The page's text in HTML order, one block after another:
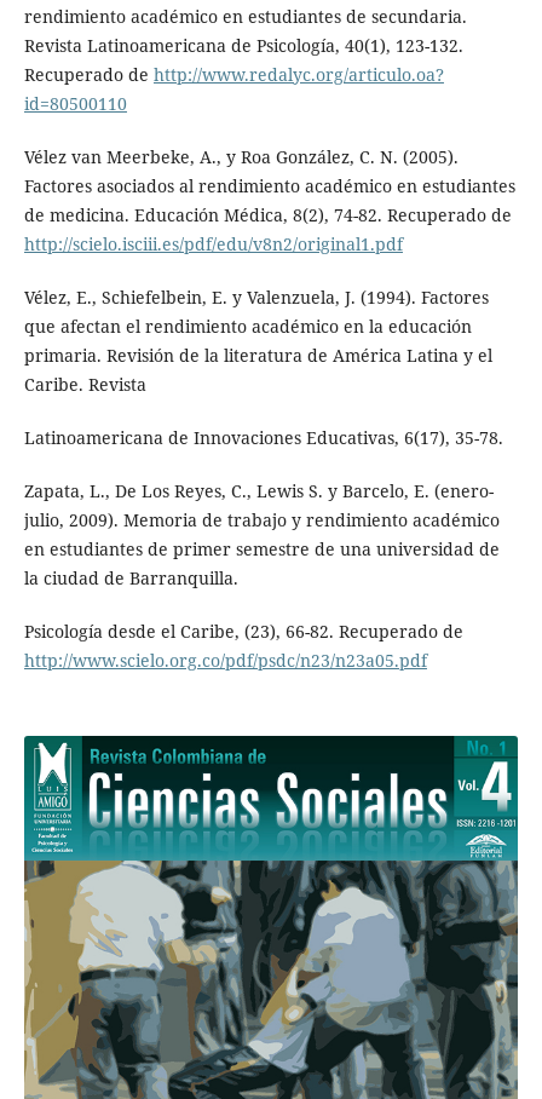
rendimiento académico en estudiantes de secundaria.
Revista Latinoamericana de Psicología, 40(1), 123-132.
Recuperado de http://www.redalyc.org/articulo.oa?
id=80500110
Vélez van Meerbeke, A., y Roa González, C. N. (2005).
Factores asociados al rendimiento académico en estudiantes
de medicina. Educación Médica, 8(2), 74-82. Recuperado de
http://scielo.isciii.es/pdf/edu/v8n2/original1.pdf
Vélez, E., Schiefelbein, E. y Valenzuela, J. (1994). Factores
que afectan el rendimiento académico en la educación
primaria. Revisión de la literatura de América Latina y el
Caribe. Revista
Latinoamericana de Innovaciones Educativas, 6(17), 35-78.
Zapata, L., De Los Reyes, C., Lewis S. y Barcelo, E. (enero-
julio, 2009). Memoria de trabajo y rendimiento académico
en estudiantes de primer semestre de una universidad de
la ciudad de Barranquilla.
Psicología desde el Caribe, (23), 66-82. Recuperado de
http://www.scielo.org.co/pdf/psdc/n23/n23a05.pdf